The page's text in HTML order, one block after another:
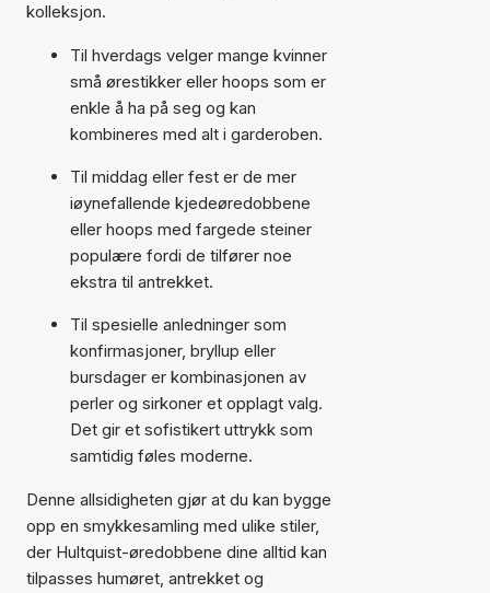
kolleksjon.
Til hverdags velger mange kvinner
små ørestikker eller hoops som er
enkle å ha på seg og kan
kombineres med alt i garderoben.
Til middag eller fest er de mer
iøynefallende kjedeøredobbene
eller hoops med fargede steiner
populære fordi de tilfører noe
ekstra til antrekket.
Til spesielle anledninger som
konfirmasjoner, bryllup eller
bursdager er kombinasjonen av
perler og sirkoner et opplagt valg.
Det gir et sofistikert uttrykk som
samtidig føles moderne.
Denne allsidigheten gjør at du kan bygge
opp en smykkesamling med ulike stiler,
der Hultquist-øredobbene dine alltid kan
tilpasses humøret, antrekket og